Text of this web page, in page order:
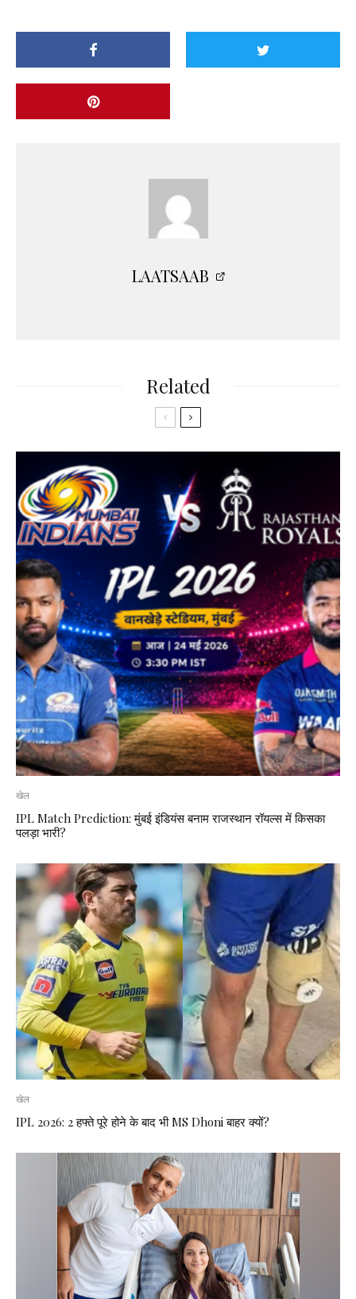
LAATSAAB
Related
खेल
IPL Match Prediction: मुंबई इंडियंस बनाम राजस्थान रॉयल्स में किसका
पलड़ा भारी?
खेल
IPL 2026: 2 हफ्ते पूरे होने के बाद भी MS Dhoni बाहर क्यों?